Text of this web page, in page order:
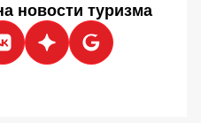
новости туризма